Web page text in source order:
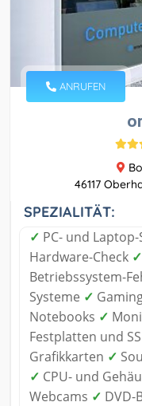
ANRUFEN
46117
SPEZIALITÄT:
✓ PC- und Laptop-
Hardware-Check ✓
Betriebssystem-
Systeme ✓
Notebooks ✓
Festplatten und
Grafikkarten ✓
✓ CPU- und
Webcams ✓ DVD-